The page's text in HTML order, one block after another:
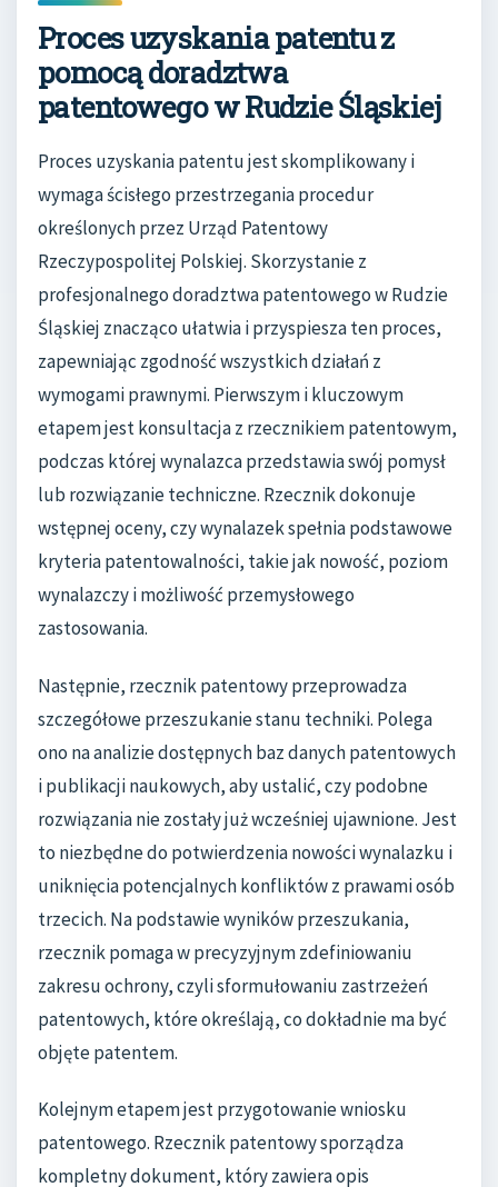
Proces uzyskania patentu z
pomocą doradztwa
patentowego w Rudzie Śląskiej
Proces uzyskania patentu jest skomplikowany i
wymaga ścisłego przestrzegania procedur
określonych przez Urząd Patentowy
Rzeczypospolitej Polskiej. Skorzystanie z
profesjonalnego doradztwa patentowego w Rudzie
Śląskiej znacząco ułatwia i przyspiesza ten proces,
zapewniając zgodność wszystkich działań z
wymogami prawnymi. Pierwszym i kluczowym
etapem jest konsultacja z rzecznikiem patentowym,
podczas której wynalazca przedstawia swój pomysł
lub rozwiązanie techniczne. Rzecznik dokonuje
wstępnej oceny, czy wynalazek spełnia podstawowe
kryteria patentowalności, takie jak nowość, poziom
wynalazczy i możliwość przemysłowego
zastosowania.
Następnie, rzecznik patentowy przeprowadza
szczegółowe przeszukanie stanu techniki. Polega
ono na analizie dostępnych baz danych patentowych
i publikacji naukowych, aby ustalić, czy podobne
rozwiązania nie zostały już wcześniej ujawnione. Jest
to niezbędne do potwierdzenia nowości wynalazku i
uniknięcia potencjalnych konfliktów z prawami osób
trzecich. Na podstawie wyników przeszukania,
rzecznik pomaga w precyzyjnym zdefiniowaniu
zakresu ochrony, czyli sformułowaniu zastrzeżeń
patentowych, które określają, co dokładnie ma być
objęte patentem.
Kolejnym etapem jest przygotowanie wniosku
patentowego. Rzecznik patentowy sporządza
kompletny dokument, który zawiera opis